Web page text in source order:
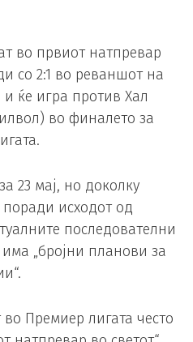
во првиот натпревар
со 2:1 во реваншот на
и ќе игра против Хал
во финалето за
23 мај, но доколку
исходот од
последователни
„бројни планови за
Премиер лигата често